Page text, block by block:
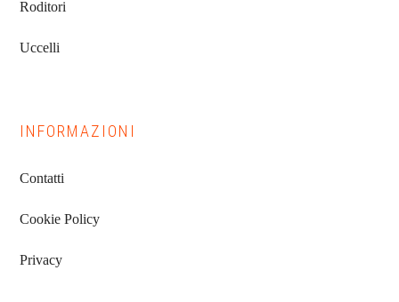
Roditori
Uccelli
INFORMAZIONI
Contatti
Cookie Policy
Privacy